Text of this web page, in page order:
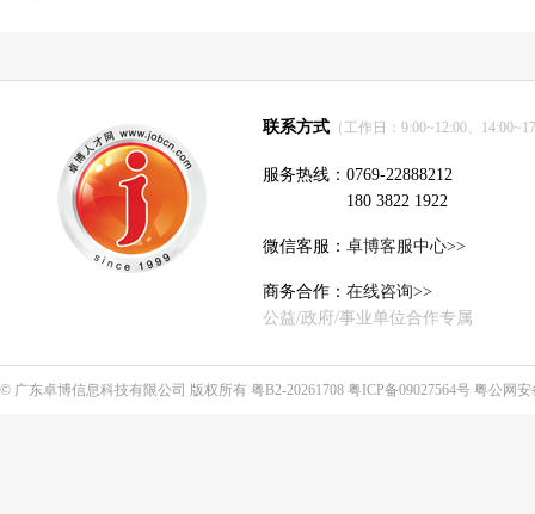
联系方式 （工作日：9:00~12:00、
服务热线：0769-22888212
180 3822 1922
微信客服： 卓博客服中心>>
商务合作： 在线咨询>>
公益/政府/事业单位合作专属
© 广东卓博信息科技有限公司 版权所有 粤B2-20261708 粤ICP备09027564号 粤公网安